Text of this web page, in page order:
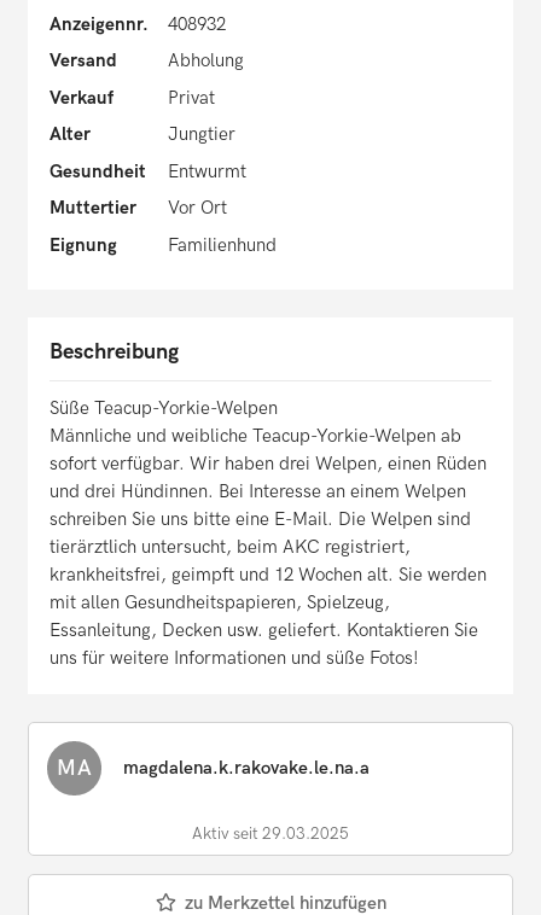
Anzeigennr.
408932
Versand
Abholung
Verkauf
Privat
Alter
Jungtier
Gesundheit
Entwurmt
Muttertier
Vor Ort
Eignung
Familienhund
Beschreibung
Süße Teacup-Yorkie-Welpen
Männliche und weibliche Teacup-Yorkie-Welpen ab
sofort verfügbar. Wir haben drei Welpen, einen Rüden
und drei Hündinnen. Bei Interesse an einem Welpen
schreiben Sie uns bitte eine E-Mail. Die Welpen sind
tierärztlich untersucht, beim AKC registriert,
krankheitsfrei, geimpft und 12 Wochen alt. Sie werden
mit allen Gesundheitspapieren, Spielzeug,
Essanleitung, Decken usw. geliefert. Kontaktieren Sie
uns für weitere Informationen und süße Fotos!
MA magdalena.k.rakovake.le.na.a
Aktiv seit 29.03.2025
zu Merkzettel hinzufügen